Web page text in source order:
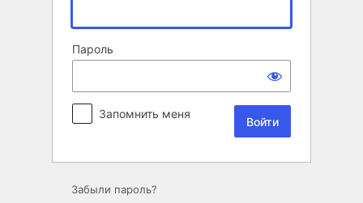
Пароль
Запомнить меня
Забыли пароль?